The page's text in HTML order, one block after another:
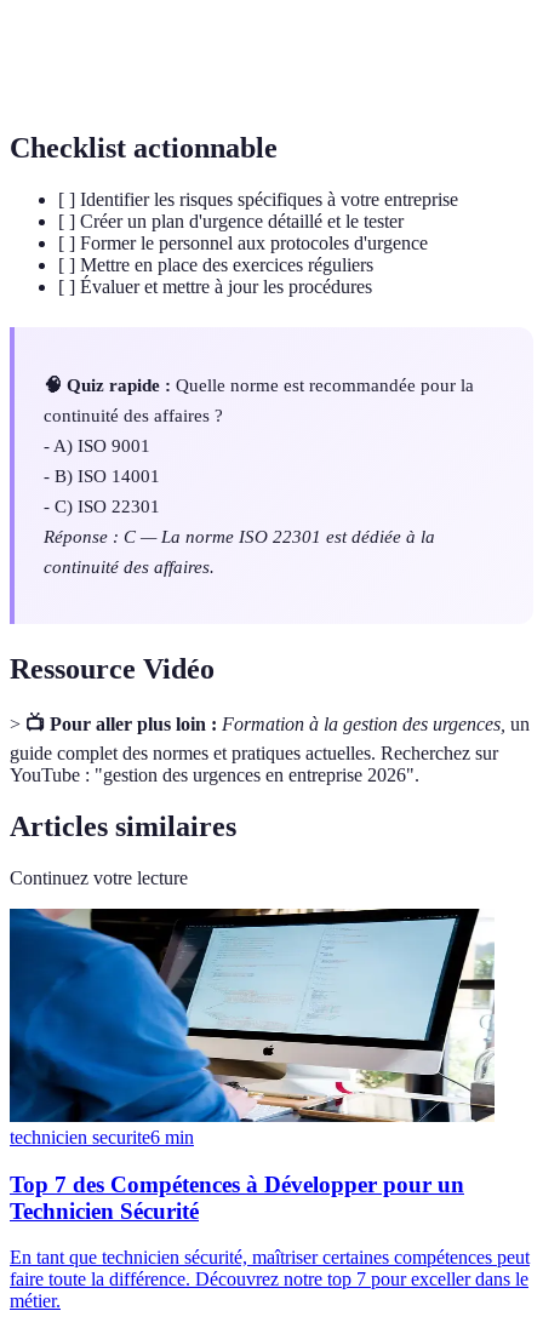
Checklist actionnable
[ ] Identifier les risques spécifiques à votre entreprise
[ ] Créer un plan d'urgence détaillé et le tester
[ ] Former le personnel aux protocoles d'urgence
[ ] Mettre en place des exercices réguliers
[ ] Évaluer et mettre à jour les procédures
🧠 Quiz rapide : Quelle norme est recommandée pour la
continuité des affaires ?
- A) ISO 9001
- B) ISO 14001
- C) ISO 22301
Réponse : C — La norme ISO 22301 est dédiée à la
continuité des affaires.
Ressource Vidéo
> 📺 Pour aller plus loin : Formation à la gestion des urgences, un
guide complet des normes et pratiques actuelles. Recherchez sur
YouTube : "gestion des urgences en entreprise 2026".
Articles similaires
Continuez votre lecture
technicien securite6 min
Top 7 des Compétences à Développer pour un
Technicien Sécurité
En tant que technicien sécurité, maîtriser certaines compétences peut
faire toute la différence. Découvrez notre top 7 pour exceller dans le
métier.